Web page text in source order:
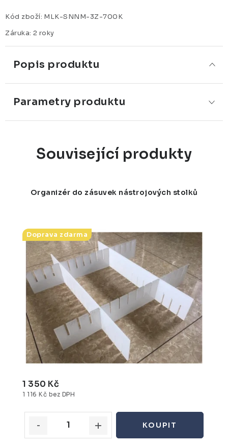
Kód zboží: MLK-SNNM-3Z-700K
Záruka: 2 roky
Popis produktu
Parametry produktu
Související produkty
Organizér do zásuvek nástrojových stolků
Doprava zdarma
1 116 Kč bez DPH
1 350 Kč